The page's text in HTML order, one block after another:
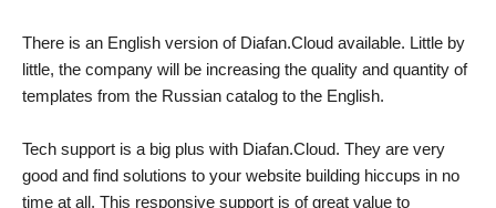
There is an English version of Diafan.Cloud available. Little by
little, the company will be increasing the quality and quantity of
templates from the Russian catalog to the English.
Tech support is a big plus with Diafan.Cloud. They are very
good and find solutions to your website building hiccups in no
time at all. This responsive support is of great value to